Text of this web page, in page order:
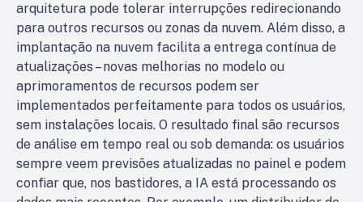
arquitetura pode tolerar interrupções redirecionando
para outros recursos ou zonas da nuvem. Além disso, a
implantação na nuvem facilita a entrega contínua de
atualizações – novas melhorias no modelo ou
aprimoramentos de recursos podem ser
implementados perfeitamente para todos os usuários,
sem instalações locais. O resultado final são recursos
de análise em tempo real ou sob demanda: os usuários
sempre veem previsões atualizadas no painel e podem
confiar que, nos bastidores, a IA está processando os